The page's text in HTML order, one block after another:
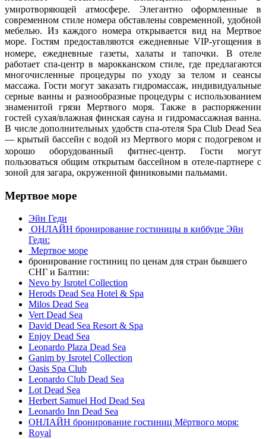
умиротворяющей атмосфере.
Элегантно оформленные в
современном стиле номера обставлены современной, удобной
мебелью. Из каждого номера открывается вид на Мертвое
море. Гостям предоставляются ежедневные VIP-угощения в
номере, ежедневные газеты, халаты и тапочки.
В отеле
работает спа-центр в марокканском стиле, где предлагаются
многочисленные процедуры по уходу за телом и сеансы
массажа. Гости могут заказать гидромассаж, индивидуальные
серные ванны и разнообразные процедуры с использованием
знаменитой грязи Мертвого моря. Также в распоряжении
гостей сухая/влажная финская сауна и гидромассажная ванна.
В числе дополнительных удобств спа-отеля Spa Club Dead Sea
— крытый бассейн с водой из Мертвого моря с подогревом и
хорошо оборудованный фитнес-центр.
Гости могут
пользоваться общим открытым бассейном в отеле-партнере с
зоной для загара, окруженной финиковыми пальмами.
Мертвое море
Эйн Геди
ОНЛАЙН бронирование гостиницы в киббуце Эйн
Геди:
Мертвое море
бронирование гостиниц по ценам для стран бывшего
СНГ и Балтии:
Nevo by Isrotel Collection
Herods Dead Sea Hotel & Spa
Milos Dead Sea
Vert Dead Sea
David Dead Sea Resort & Spa
Enjoy Dead Sea
Leonardo Plaza Dead Sea
Ganim by Isrotel Collection
Oasis Spa Club
Leonardo Club Dead Sea
Lot Dead Sea
Herbert Samuel Hod Dead Sea
Leonardo Inn Dead Sea
ОНЛАЙН бронирование гостиниц Мёртвого моря:
Royal